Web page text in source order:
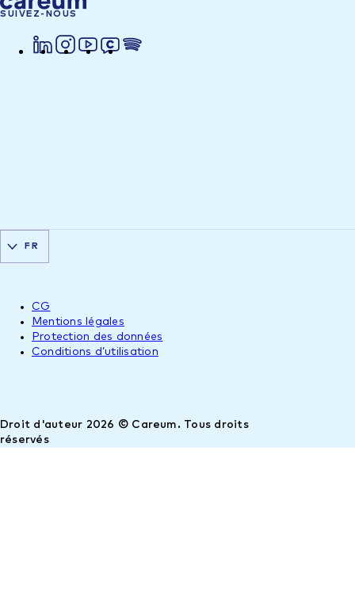
SUIVEZ-NOUS
Droit d'auteur 2026 © Careum. Tous droits
réservés
CG
Mentions légales
Protection des données
Conditions d’utilisation
FR